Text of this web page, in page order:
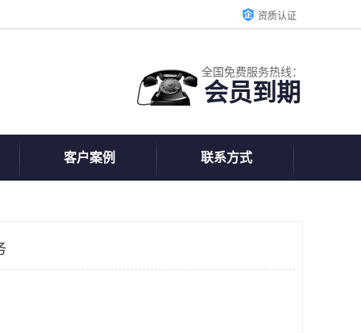
资质认证
全国免费服务热线：
会员到期
客户案例 联系方式